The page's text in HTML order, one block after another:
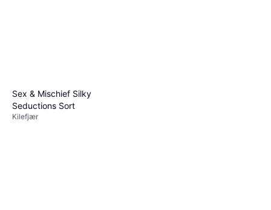
Sex & Mischief Silky
Seductions Sort
Kilefjær